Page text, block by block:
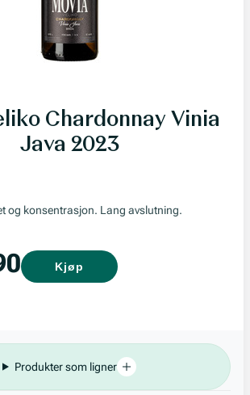
Chardonnay Vinia
Java 2023
og konsentrasjon. Lang avslutning.
Kjøp
Produkter som ligner